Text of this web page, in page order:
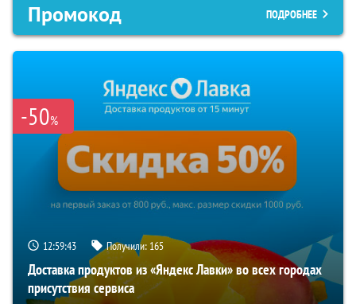
Промокод ПОДРОБНЕЕ
-50%
12:59:42 Получили: 165
Доставка продуктов из «Яндекс Лавки» во всех городах
присутствия сервиса